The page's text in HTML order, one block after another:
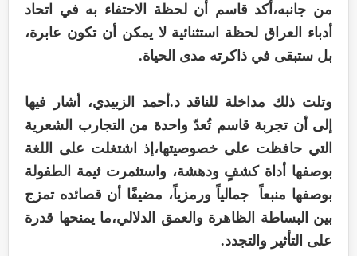
من جانبه،أكد قاسم أن لحظة الاحتفاء به في اتحاد
أدباء العراق لحظة استثنائية لا يمكن أن تكون عابرة،
بل ستبقى في ذاكرته مدى الحياة.
وتلت ذلك مداخلة للناقد د.أحمد الزبيدي، أشار فيها
إلى أن تجربة قاسم تُعدّ واحدة من التجارب الشعرية
التي حافظت على خصوصيتها،إذ اشتغلت على اللغة
بوصفها أداة كشفٍ ودهشة، واستثمرت ثيمة الطفولة
بوصفها منبعاً جمالياً ورمزياً، مضيفًا أن قصائده تمزج
بين البساطة الظاهرة والعمق الدلالي،ما يمنحها قدرة
على التأثير والتجدد.